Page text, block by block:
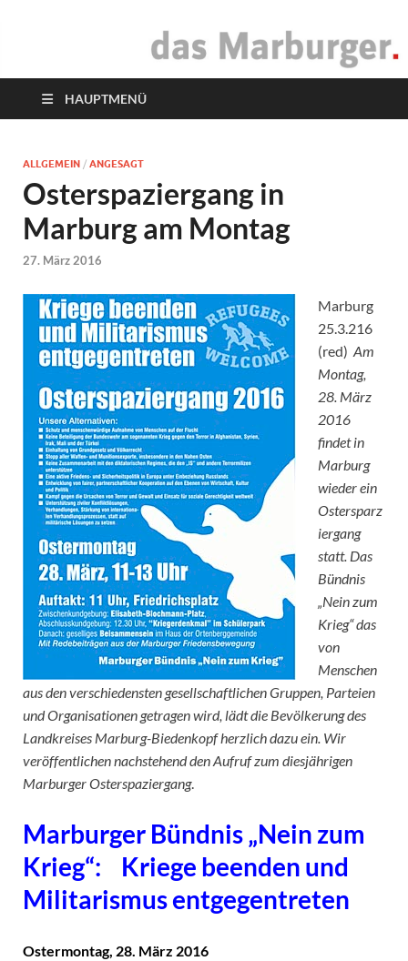
das Marburger.
HAUPTMENÜ
ALLGEMEIN / ANGESAGT
Osterspaziergang in
Marburg am Montag
27. März 2016
Marburg
25.3.216
(red) Am
Montag,
28. März
2016
findet in
Marburg
wieder ein
Ostersparz
iergang
statt. Das
Bündnis
„Nein zum
Krieg“ das
von
Menschen
aus den verschiedensten gesellschaftlichen Gruppen, Parteien
und Organisationen getragen wird, lädt die Bevölkerung des
Landkreises Marburg-Biedenkopf herzlich dazu ein. Wir
veröffentlichen nachstehend den Aufruf zum diesjährigen
Marburger Osterspaziergang.
Marburger Bündnis „Nein zum
Krieg“: Kriege beenden und
Militarismus entgegentreten
Ostermontag, 28. März 2016